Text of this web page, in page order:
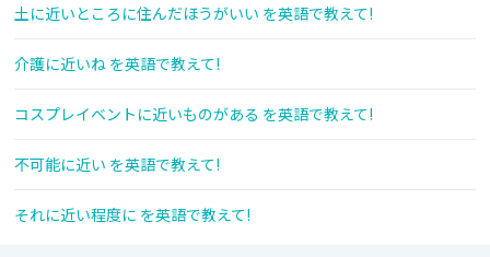
土に近いところに住んだほうがいい を英語で教えて!
介護に近いね を英語で教えて!
コスプレイベントに近いものがある を英語で教えて!
不可能に近い を英語で教えて!
それに近い程度に を英語で教えて!